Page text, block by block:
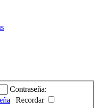
Contraseña:
| Recordar